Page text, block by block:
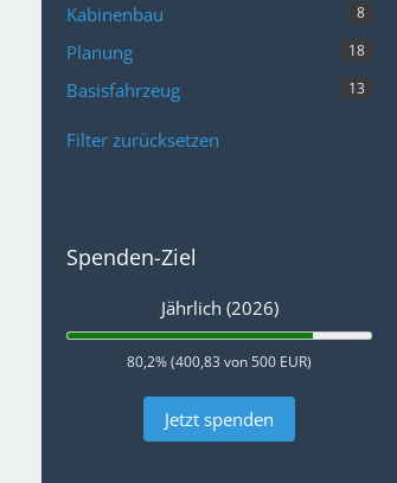
Kabinenbau 8
Planung 18
Basisfahrzeug 13
Filter zurücksetzen
Spenden-Ziel
Jährlich (2026)
80,2% (400,83 von 500 EUR)
Jetzt spenden